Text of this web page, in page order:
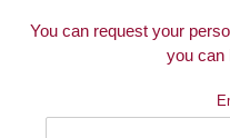
You can request your
you can